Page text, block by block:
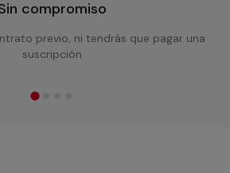
compromiso
previo, ni tendrás que pagar una
suscripción